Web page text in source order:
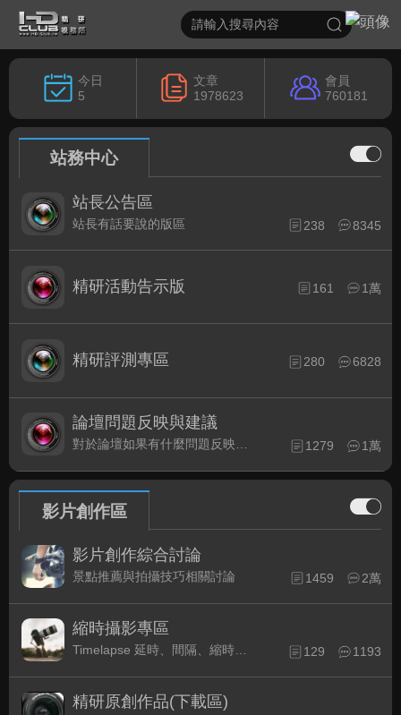
今日
5
文章
1978623
會員
760181
站務中心
站長公告區
站長有話要說的版區 238 8345
精研活動告示版 161 1萬
精研評測專區 280 6828
論壇問題反映與建議
對於論壇如果有什麼問題反映或是建議, 竭誠歡迎在這裡盡情發表 1279 1萬
影片創作區
影片創作綜合討論
景點推薦與拍攝技巧相關討論 1459 2萬
縮時攝影專區
129 1193
精研原創作品(下載區)